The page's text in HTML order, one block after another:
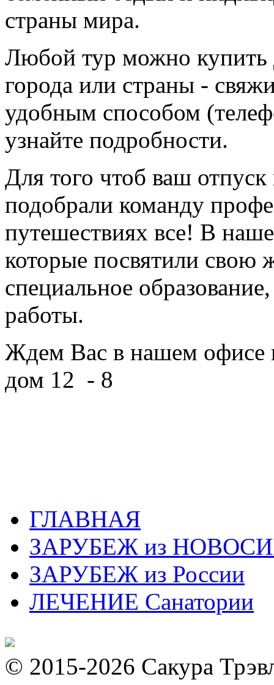
страны мира.
Любой тур можно купить
города или страны -
удобным способом
узнайте подробности.
Для того чтоб ваш
подобрали команду
путешествиях все! В
которые посвятили свою
специальное
работы.
Ждем Вас в нашем офисе
дом 12 - 8
ГЛАВНАЯ
ЗАРУБЕЖ из
ЗАРУБЕЖ из России
ЛЕЧЕНИЕ Санатории
© 2015-2026 Сакура